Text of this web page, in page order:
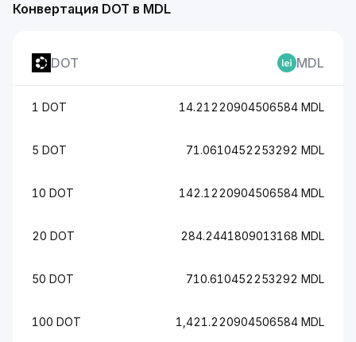
Конвертация DOT в MDL
DOT MDL
1 DOT 14.21220904506584 MDL
5 DOT 71.0610452253292 MDL
10 DOT 142.1220904506584 MDL
20 DOT 284.2441809013168 MDL
50 DOT 710.610452253292 MDL
100 DOT 1,421.220904506584 MDL